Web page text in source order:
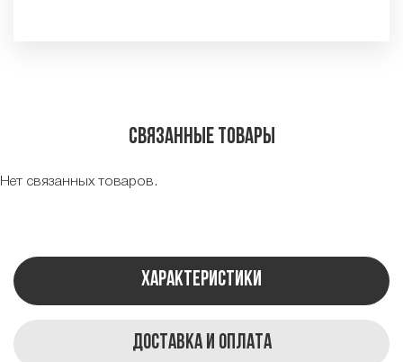
Связанные товары
Нет связанных товаров.
Характеристики
Доставка и оплата